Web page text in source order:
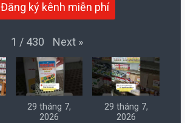
Đăng ký kênh miễn phí
1 / 430 Next »
29 tháng 7,
2026
29 tháng 7,
2026